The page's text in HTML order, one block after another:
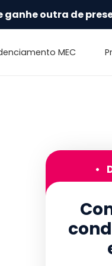
ganhe outra de
MEC
•